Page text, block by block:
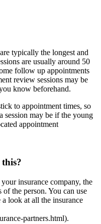
typically the longest and
are usually around 50
follow up appointments
review sessions may be
know beforehand.
to appointment times, so
session may be if the young
appointment
insurance company, the
the person. You can use
look at all the insurance
partners.html).